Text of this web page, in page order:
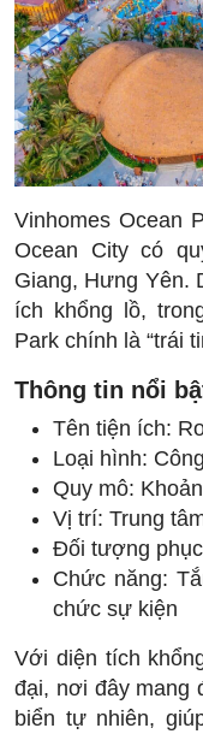
Vinhomes Ocean
Ocean City có
Giang, Hưng Yên.
ích khổng lồ,
Park chính là “trái
Thông tin nổi
Tên tiện ích:
Loại hình:
Quy mô:
Vị trí: Trung
Đối tượng
Chức năng:
chức sự kiện
Với diện tích
đại, nơi đây mang
biển tự nhiên,